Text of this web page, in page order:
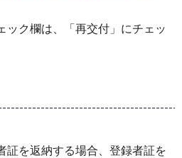
ク欄は、「再交付」にチェッ
証を返納する場合、登録者証を